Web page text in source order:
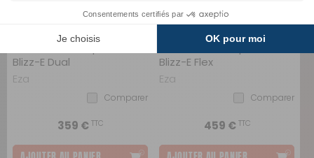
Blizz-E Dual
Eza
Comparer
359 €TTC
Glacière à compression
Blizz-E Flex
Eza
Comparer
459 €TTC